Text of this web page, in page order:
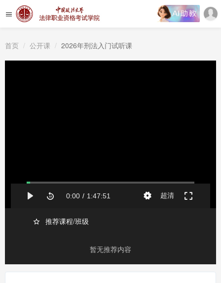
首页 公开课 2026年刑法入门试听课
推荐课程/班级
暂无推荐内容